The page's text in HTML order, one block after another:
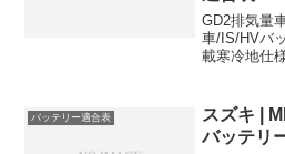
GD2排気量
車/IS/HVバ
載寒冷地仕
テリ...
バッテリー適合表
スズキ |
バッテリ